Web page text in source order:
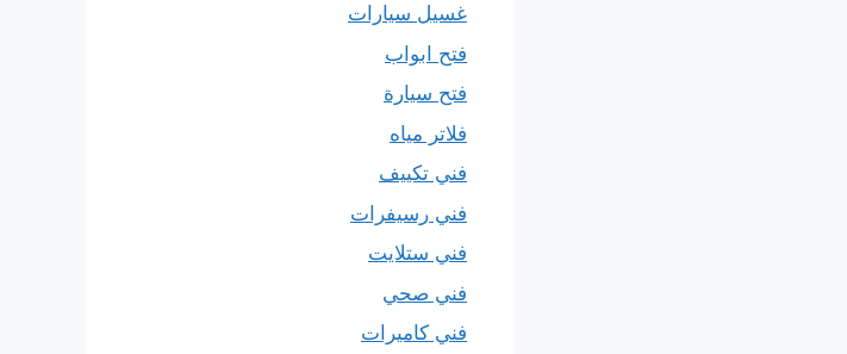
غسيل سيارات
فتح ابواب
فتح سيارة
فلاتر مياه
فني تكييف
فني رسيفرات
فني ستلايت
فني صحي
فني كاميرات